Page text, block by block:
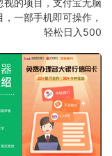
视的项目，支付宝无脑
，一部手机即可操作，
轻松日入500